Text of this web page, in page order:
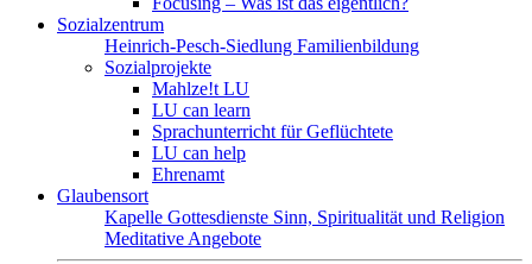
Sozialzentrum
Heinrich-Pesch-Siedlung Familienbildung
Sozialprojekte
Mahlze!t LU
LU can learn
Sprachunterricht für Geflüchtete
LU can help
Ehrenamt
Glaubensort
Kapelle Gottesdienste Sinn, Spiritualität und Religion
Meditative Angebote